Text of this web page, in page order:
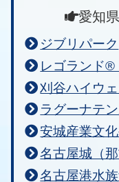
愛知
ジブリパーク
レゴランド®
刈谷ハイウ
ラグーナテ
安城産業文
名古屋城（那
名古屋港水